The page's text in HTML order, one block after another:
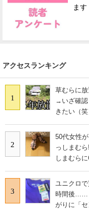
ます
アクセスランキング
1
草むらに
→いざ確
きたい（笑
2
50代女性
っしまむ
しまむらに
3
ユニクロ
時間後……
がりに「セ